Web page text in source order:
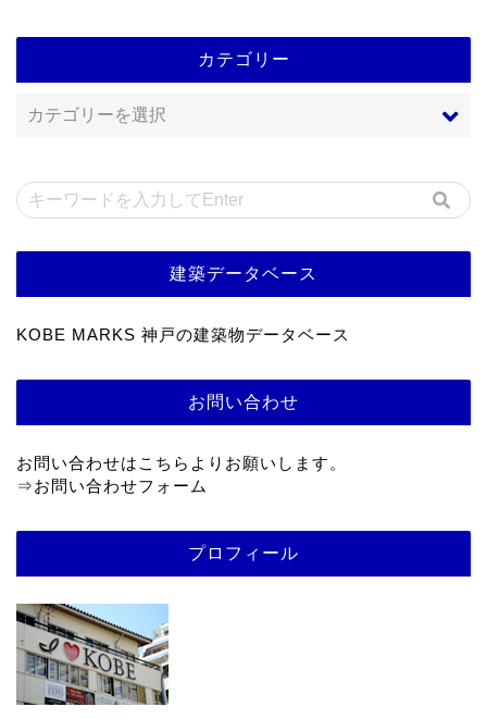
カテゴリー
建築データベース
KOBE MARKS 神戸の建築物データベース
お問い合わせ
お問い合わせはこちらよりお願いします。
⇒お問い合わせフォーム
プロフィール